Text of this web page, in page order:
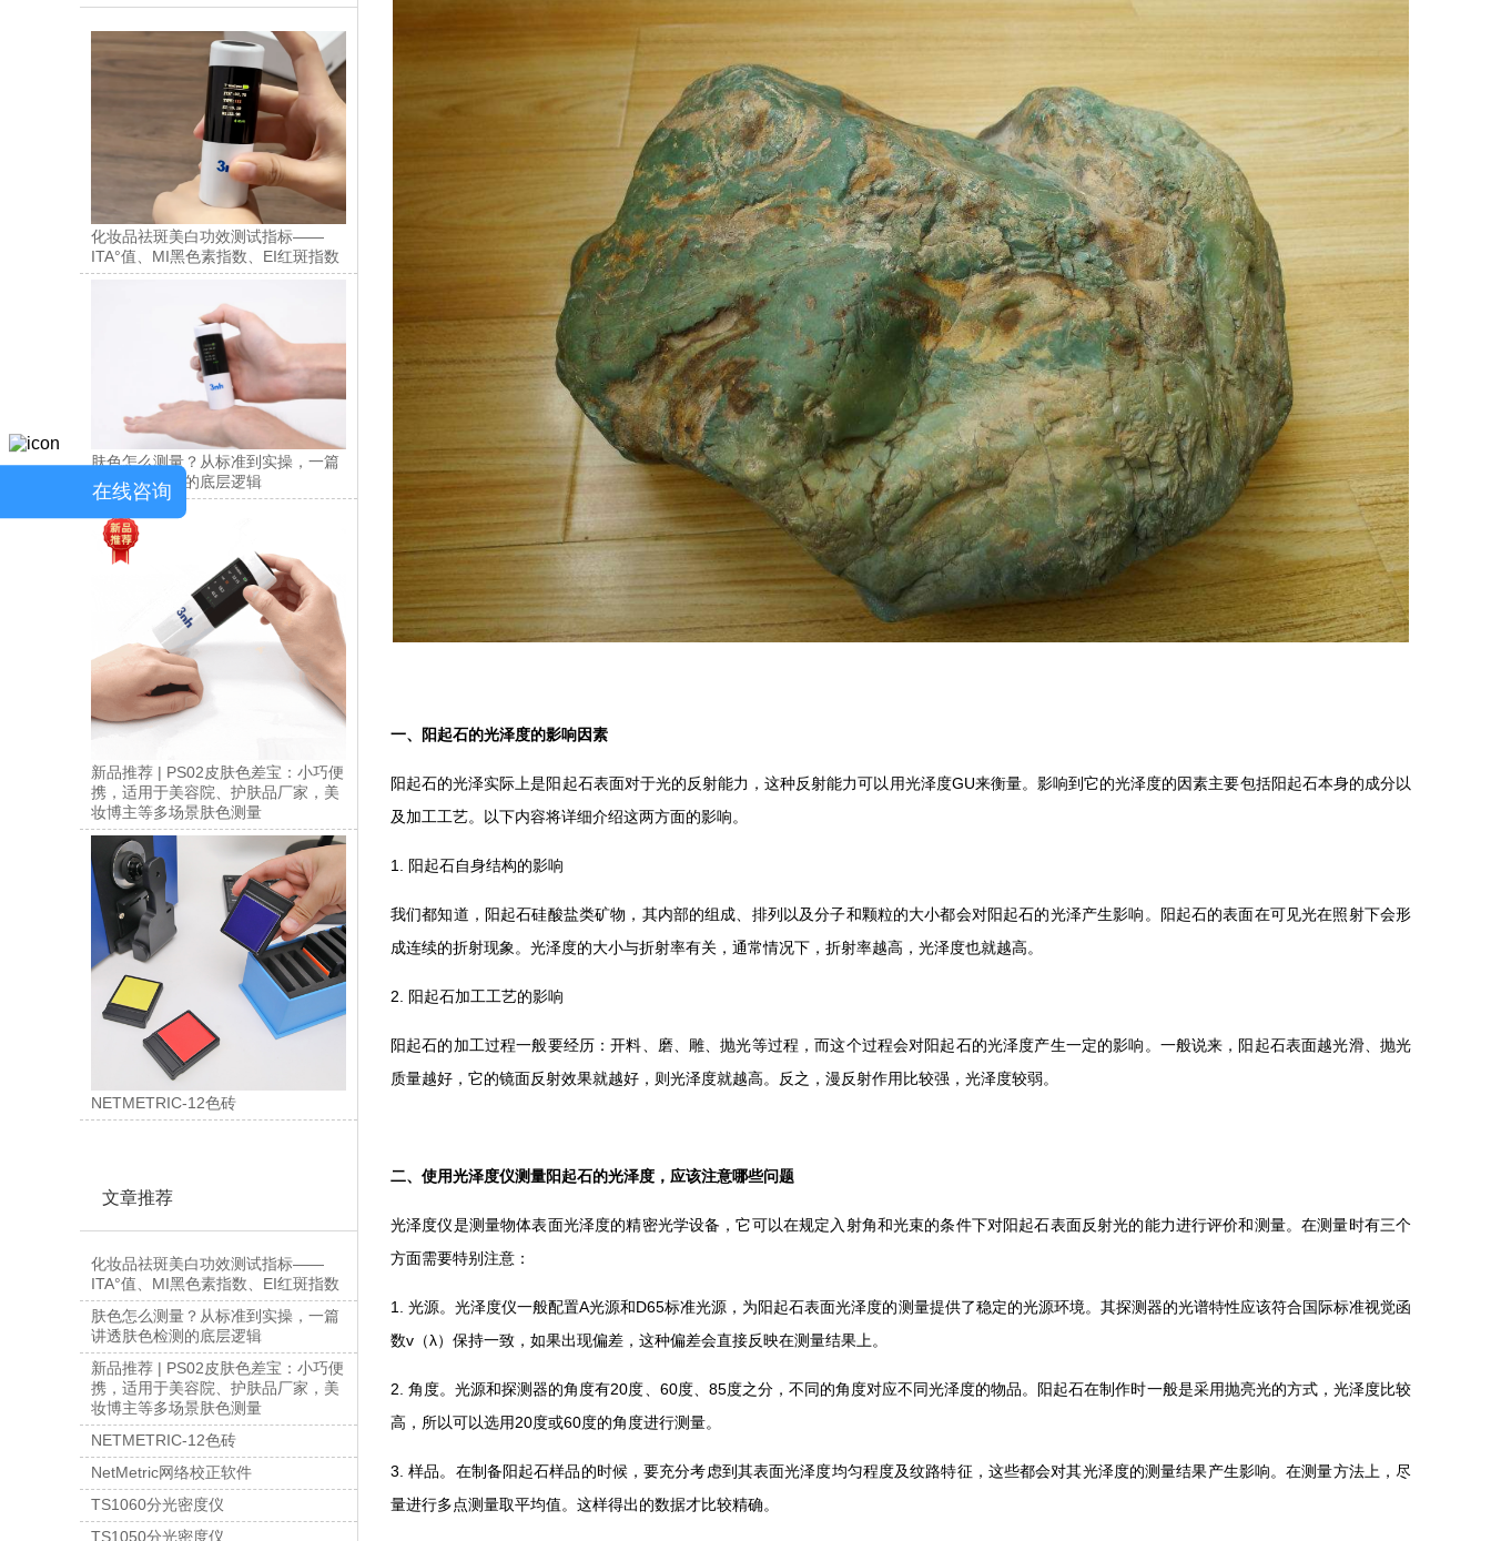
化妆品祛斑美白功效测试指标——
ITA°值、MI黑色素指数、EI红斑指数
肤色怎么测量？从标准到实操，一篇
讲透肤色检测的底层逻辑
新品推荐 | PS02皮肤色差宝：小巧便
携，适用于美容院、护肤品厂家，美
妆博主等多场景肤色测量
NETMETRIC-12色砖
文章推荐
化妆品祛斑美白功效测试指标——
ITA°值、MI黑色素指数、EI红斑指数
肤色怎么测量？从标准到实操，一篇
讲透肤色检测的底层逻辑
新品推荐 | PS02皮肤色差宝：小巧便
携，适用于美容院、护肤品厂家，美
妆博主等多场景肤色测量
NETMETRIC-12色砖
NetMetric网络校正软件
TS1060分光密度仪
TS1050分光密度仪
一、阳起石的光泽度的影响因素
阳起石的光泽实际上是阳起石表面对于光的反射能力，这种反射能力可以用光泽度GU来衡量。影响到它的光泽度的因素主要包括阳起石本身的成分以
及加工工艺。以下内容将详细介绍这两方面的影响。
1. 阳起石自身结构的影响
我们都知道，阳起石硅酸盐类矿物，其内部的组成、排列以及分子和颗粒的大小都会对阳起石的光泽产生影响。阳起石的表面在可见光在照射下会形
成连续的折射现象。光泽度的大小与折射率有关，通常情况下，折射率越高，光泽度也就越高。
2. 阳起石加工工艺的影响
阳起石的加工过程一般要经历：开料、磨、雕、抛光等过程，而这个过程会对阳起石的光泽度产生一定的影响。一般说来，阳起石表面越光滑、抛光
质量越好，它的镜面反射效果就越好，则光泽度就越高。反之，漫反射作用比较强，光泽度较弱。
二、使用光泽度仪测量阳起石的光泽度，应该注意哪些问题
光泽度仪是测量物体表面光泽度的精密光学设备，它可以在规定入射角和光束的条件下对阳起石表面反射光的能力进行评价和测量。在测量时有三个
方面需要特别注意：
1. 光源。光泽度仪一般配置A光源和D65标准光源，为阳起石表面光泽度的测量提供了稳定的光源环境。其探测器的光谱特性应该符合国际标准视觉函
数v（λ）保持一致，如果出现偏差，这种偏差会直接反映在测量结果上。
2. 角度。光源和探测器的角度有20度、60度、85度之分，不同的角度对应不同光泽度的物品。阳起石在制作时一般是采用抛亮光的方式，光泽度比较
高，所以可以选用20度或60度的角度进行测量。
3. 样品。在制备阳起石样品的时候，要充分考虑到其表面光泽度均匀程度及纹路特征，这些都会对其光泽度的测量结果产生影响。在测量方法上，尽
量进行多点测量取平均值。这样得出的数据才比较精确。
在线咨询